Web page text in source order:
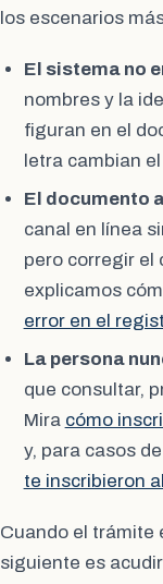
los escenarios
El sistema no
nombres y la
figuran en el
letra cambian
El documento
canal en línea
pero corregir el
explicamos
error en el
La persona
que consultar,
Mira cómo
y, para casos
te inscribieron
Cuando el trámite
siguiente es